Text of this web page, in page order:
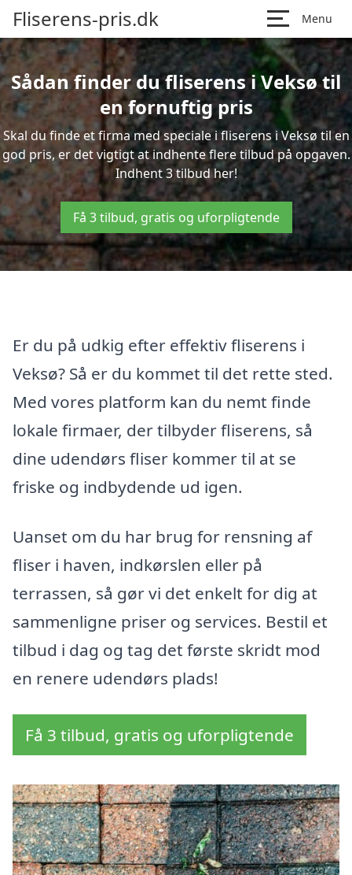
Fliserens-pris.dk Menu
Sådan finder du fliserens i Veksø til
en fornuftig pris
Skal du finde et firma med speciale i fliserens i Veksø til en
god pris, er det vigtigt at indhente flere tilbud på opgaven.
Indhent 3 tilbud her!
Få 3 tilbud, gratis og uforpligtende
Er du på udkig efter effektiv fliserens i
Veksø? Så er du kommet til det rette sted.
Med vores platform kan du nemt finde
lokale firmaer, der tilbyder fliserens, så
dine udendørs fliser kommer til at se
friske og indbydende ud igen.
Uanset om du har brug for rensning af
fliser i haven, indkørslen eller på
terrassen, så gør vi det enkelt for dig at
sammenligne priser og services. Bestil et
tilbud i dag og tag det første skridt mod
en renere udendørs plads!
Få 3 tilbud, gratis og uforpligtende